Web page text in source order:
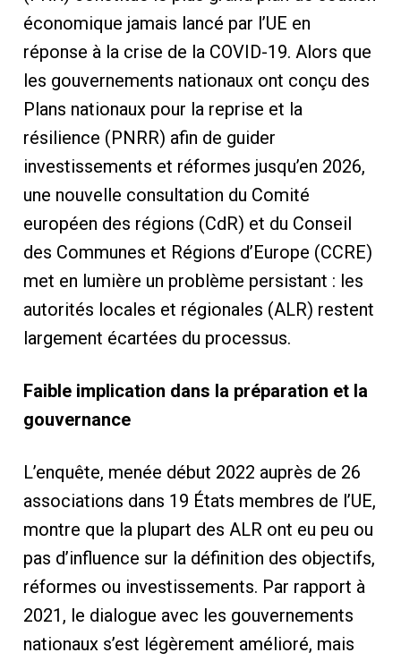
économique jamais lancé par l’UE en
réponse à la crise de la COVID-19. Alors que
les gouvernements nationaux ont conçu des
Plans nationaux pour la reprise et la
résilience (PNRR) afin de guider
investissements et réformes jusqu’en 2026,
une nouvelle consultation du Comité
européen des régions (CdR) et du Conseil
des Communes et Régions d’Europe (CCRE)
met en lumière un problème persistant : les
autorités locales et régionales (ALR) restent
largement écartées du processus.
Faible implication dans la préparation et la
gouvernance
L’enquête, menée début 2022 auprès de 26
associations dans 19 États membres de l’UE,
montre que la plupart des ALR ont eu peu ou
pas d’influence sur la définition des objectifs,
réformes ou investissements. Par rapport à
2021, le dialogue avec les gouvernements
nationaux s’est légèrement amélioré, mais